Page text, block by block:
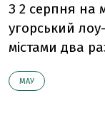
З 2 серпня на
угорський
містами два
МАУ